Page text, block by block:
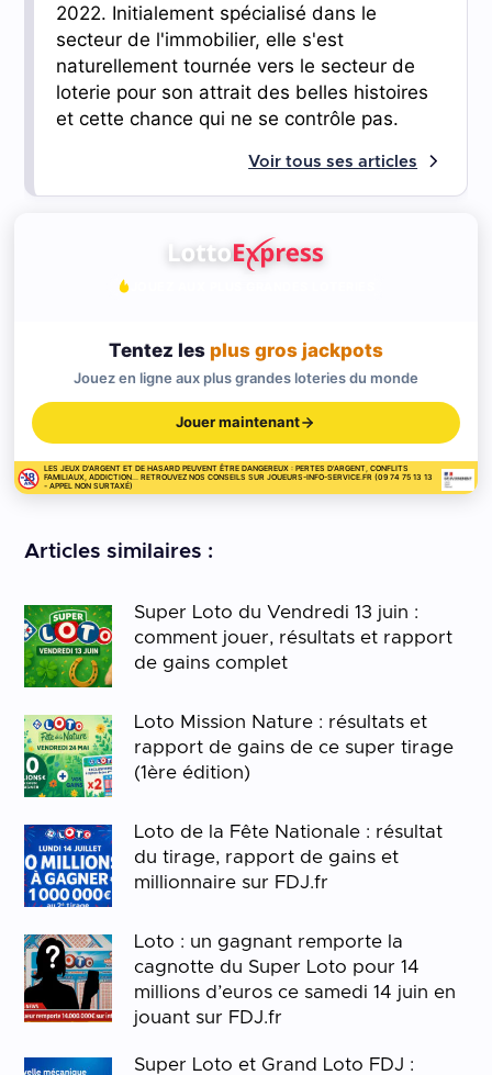
2022. Initialement spécialisé dans le
secteur de l'immobilier, elle s'est
naturellement tournée vers le secteur de
loterie pour son attrait des belles histoires
et cette chance qui ne se contrôle pas.
Voir tous ses articles
Tentez les plus gros jackpots
Jouez en ligne aux plus grandes loteries du monde
Jouer maintenant
LES JEUX D'ARGENT ET DE HASARD PEUVENT ÊTRE DANGEREUX : PERTES D'ARGENT, CONFLITS
FAMILIAUX, ADDICTION... RETROUVEZ NOS CONSEILS SUR JOUEURS-INFO-SERVICE.FR (09 74 75 13 13
- APPEL NON SURTAXÉ)
Articles similaires :
Super Loto du Vendredi 13 juin :
comment jouer, résultats et rapport
de gains complet
Loto Mission Nature : résultats et
rapport de gains de ce super tirage
(1ère édition)
Loto de la Fête Nationale : résultat
du tirage, rapport de gains et
millionnaire sur FDJ.fr
Loto : un gagnant remporte la
cagnotte du Super Loto pour 14
millions d’euros ce samedi 14 juin en
jouant sur FDJ.fr
Super Loto et Grand Loto FDJ :